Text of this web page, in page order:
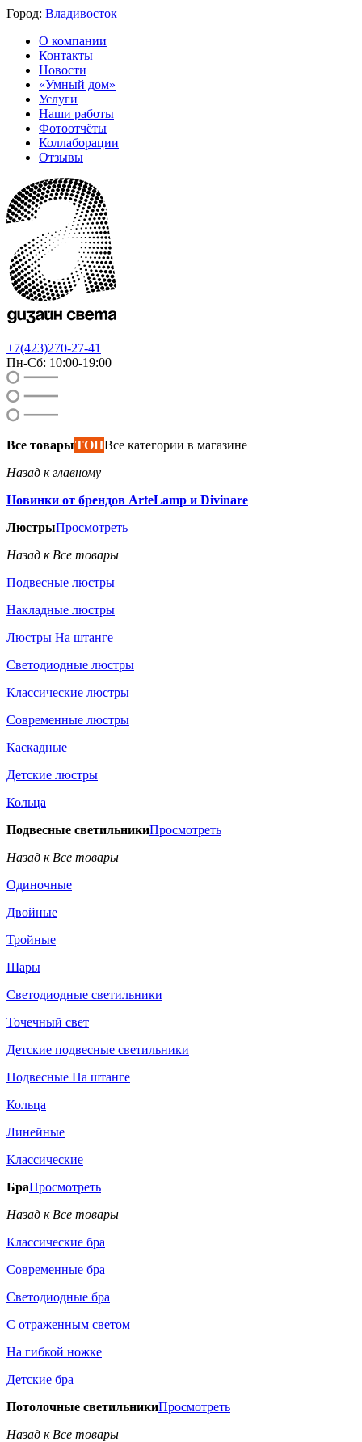
Город: Владивосток
О компании
Контакты
Новости
«Умный дом»
Услуги
Наши работы
Фотоотчёты
Коллаборации
Отзывы
+7(423)270-27-41
Пн-Сб: 10:00-19:00
Все товарыТОПВсе категории в магазине
Назад к главному
Новинки от брендов ArteLamp и Divinare
ЛюстрыПросмотреть
Назад к Все товары
Подвесные люстры
Накладные люстры
Люстры На штанге
Светодиодные люстры
Классические люстры
Современные люстры
Каскадные
Детские люстры
Кольца
Подвесные светильникиПросмотреть
Назад к Все товары
Одиночные
Двойные
Тройные
Шары
Светодиодные светильники
Точечный свет
Детские подвесные светильники
Подвесные На штанге
Кольца
Линейные
Классические
БраПросмотреть
Назад к Все товары
Классические бра
Современные бра
Светодиодные бра
С отраженным светом
На гибкой ножке
Детские бра
Потолочные светильникиПросмотреть
Назад к Все товары